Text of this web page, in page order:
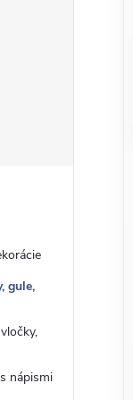
gule,
nápismi